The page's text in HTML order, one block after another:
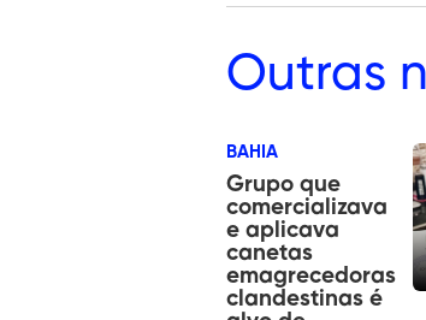
Outras
BAHIA
Grupo que
comercializava
e aplicava
canetas
emagrecedoras
clandestinas é